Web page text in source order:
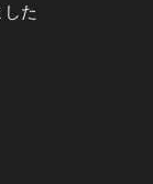
た